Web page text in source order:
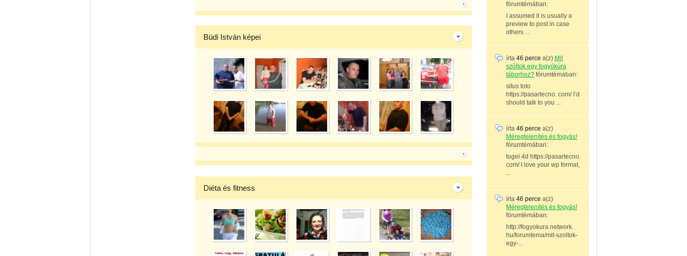
Büdi István képei
Diéta és fitness
fórumtémában:
I assumed it is usually a
preview to post in case
others ...
írta 46 perce a(z) Mit
szóltok egy fogyókúra
táborhoz? fórumtémában:
situs toto
https://pasartecno. com/ I’d
should talk to you ...
írta 46 perce a(z)
Méregtelenítés és fogyás!
fórumtémában:
togel 4d https://pasartecno.
com/ I love your wp format,
...
írta 46 perce a(z)
Méregtelenítés és fogyás!
fórumtémában:
http://fogyokura.network.
hu/forumtema/mit-szoltok-
egy-...